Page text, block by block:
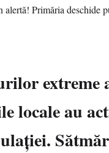
extreme
locale au